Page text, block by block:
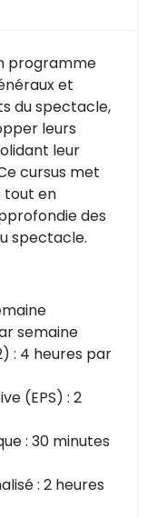
programme
et
du spectacle,
leurs
leur
cursus met
tout en
des
spectacle.
semaine
: 4 heures par
(EPS) : 2
: 30 minutes
: 2 heures